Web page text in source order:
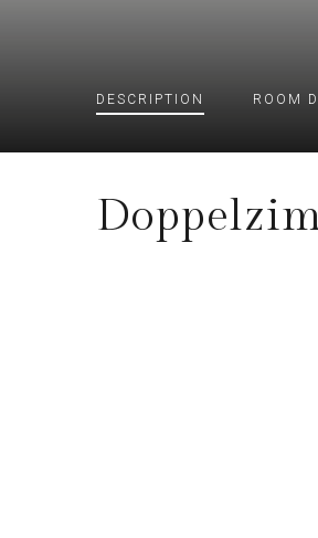
DESCRIPTION ROOM